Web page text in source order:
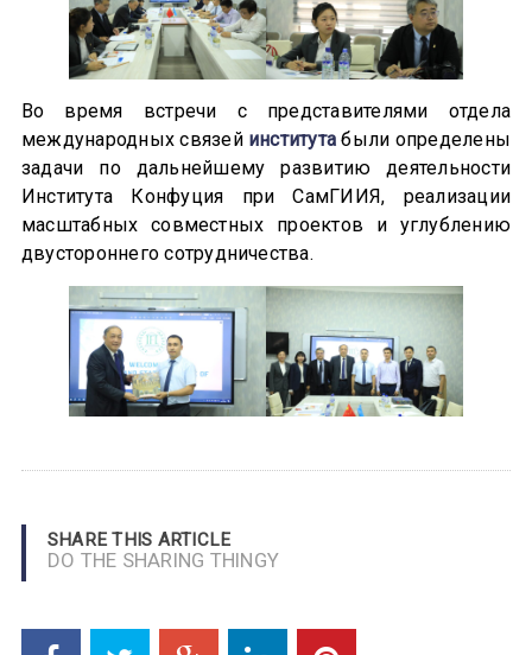
Во время встречи с представителями отдела
международных связей институтабыли определены
задачи по дальнейшему развитию деятельности
Института Конфуция при СамГИИЯ, реализации
масштабных совместных проектов и углублению
двустороннего сотрудничества.
SHARE THIS ARTICLE
DO THE SHARING THINGY